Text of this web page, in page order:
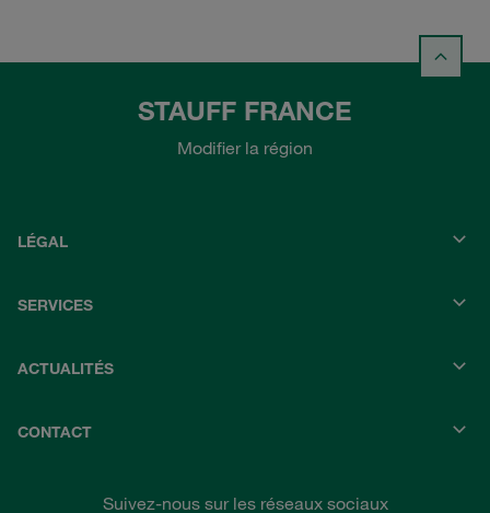
STAUFF FRANCE
Modifier la région
LÉGAL
SERVICES
ACTUALITÉS
CONTACT
Suivez-nous sur les réseaux sociaux